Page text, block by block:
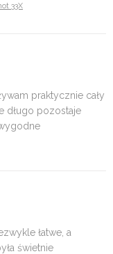
33X
praktycznie cały
długo pozostaje
łatwe, a
świetnie